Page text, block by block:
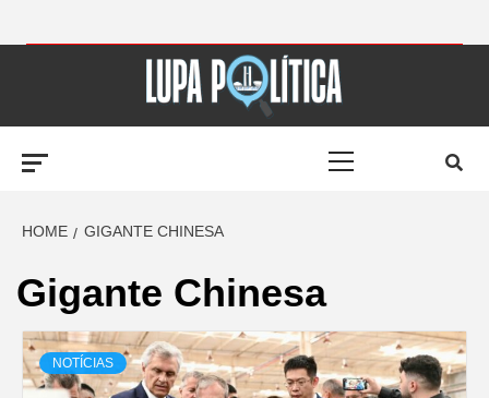
LUPA
POLÍTICA –
AMPLIANDO A
NOTÍCIA
HOME GIGANTE CHINESA
Gigante Chinesa
NOTÍCIAS